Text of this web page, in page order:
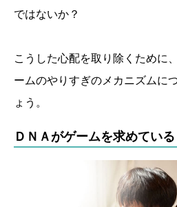
ではないか？
こうした心配を取り除くために
ームのやりすぎのメカニズムに
ょう。
ＤＮＡがゲームを求めている